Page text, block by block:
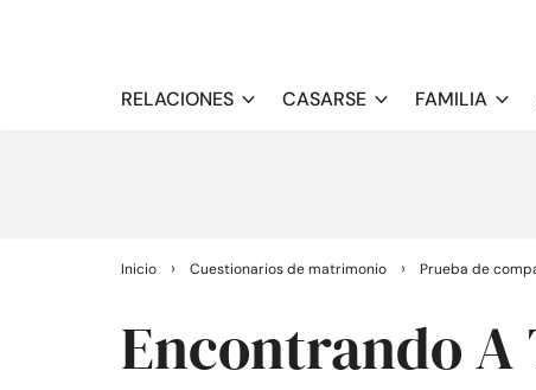
RELACIONES CASARSE FAMILIA
Inicio › Cuestionarios de matrimonio › Prueba de
Encontrando A